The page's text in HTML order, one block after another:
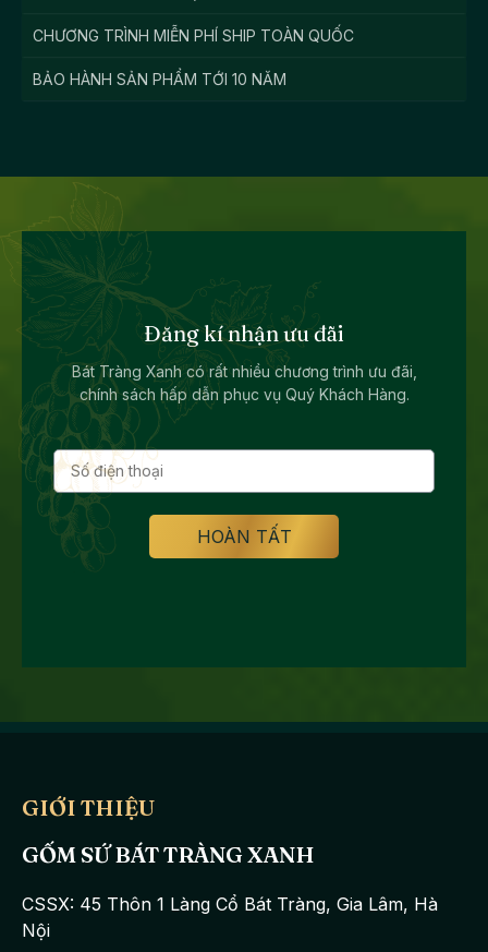
CHƯƠNG TRÌNH MIỄN PHÍ SHIP TOÀN QUỐC
BẢO HÀNH SẢN PHẨM TỚI 10 NĂM
Đăng kí nhận ưu đãi
Bát Tràng Xanh có rất nhiều chương trình ưu đãi,
chính sách hấp dẫn phục vụ Quý Khách Hàng.
GIỚI THIỆU
GỐM SỨ BÁT TRÀNG XANH
CSSX: 45 Thôn 1 Làng Cổ Bát Tràng, Gia Lâm, Hà
Nội